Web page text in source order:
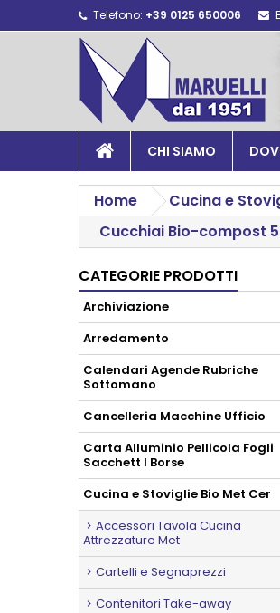
Telefono: +39 0125 650006
CHI SIAMO
Home Cucina e
Cucchiai Bio-compost
CATEGORIE PRODOTTI
Archiviazione
Arredamento
Calendari Agende Rubriche
Sottomano
Cancelleria Macchine Ufficio
Carta Alluminio Pellicola Fogli
Sacchett I Borse
Cucina e Stoviglie Bio Met Cer
Accessori Tavola Cucina
Attrezzature Met
Cartelli e Segnaprezzi
Contenitori Take-away